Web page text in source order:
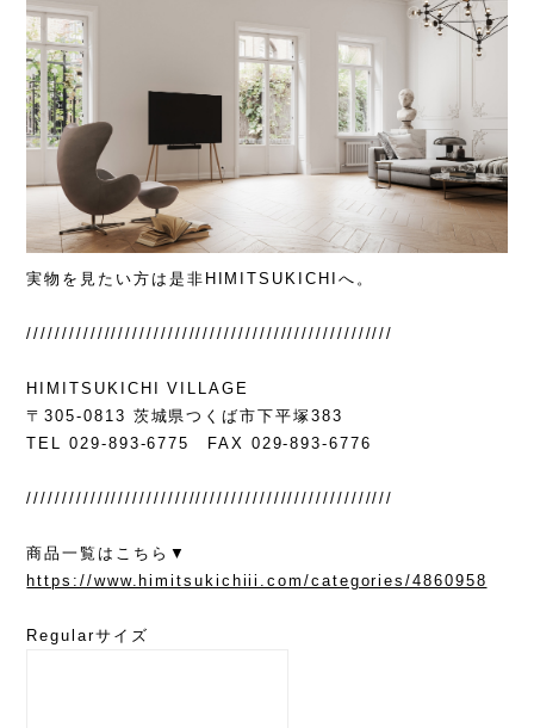
実物を見たい方は是非HIMITSUKICHIへ。
////////////////////////////////////////////////////
HIMITSUKICHI VILLAGE
〒305-0813 茨城県つくば市下平塚383
TEL 029-893-6775 FAX 029-893-6776
////////////////////////////////////////////////////
商品一覧はこちら▼
https://www.himitsukichiii.com/categories/4860958
Regularサイズ